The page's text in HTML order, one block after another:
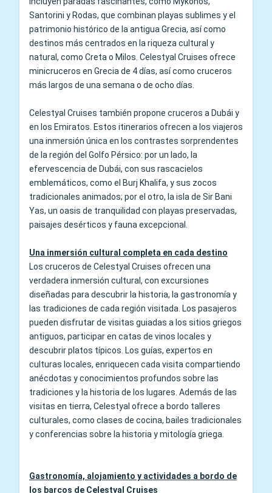
Santorini y Rodas, que combinan playas sublimes y el
patrimonio histórico de la antigua Grecia, así como
destinos más centrados en la riqueza cultural y
natural, como Creta o Milos. Celestyal Cruises ofrece
minicruceros en Grecia de 4 días, así como cruceros
más largos de una semana o de ocho días.
Celestyal Cruises también propone cruceros a Dubái y
en los Emiratos. Estos itinerarios ofrecen a los viajeros
una inmersión única en los contrastes sorprendentes
de la región del Golfo Pérsico: por un lado, la
efervescencia de Dubái, con sus rascacielos
emblemáticos, como el Burj Khalifa, y sus zocos
tradicionales animados; por el otro, la isla de Sir Bani
Yas, un oasis de tranquilidad con playas preservadas,
paisajes desérticos y fauna excepcional.
Una inmersión cultural completa en cada destino
Los cruceros de Celestyal Cruises ofrecen una
verdadera inmersión cultural, con excursiones
diseñadas para descubrir la historia, la gastronomía y
las tradiciones de cada región visitada. Los pasajeros
pueden disfrutar de visitas guiadas a los sitios griegos
antiguos, participar en catas de vinos locales y
descubrir platos típicos. Los guías, expertos en
culturas locales, enriquecen cada visita compartiendo
anécdotas y conocimientos profundos sobre las
tradiciones y la historia de los lugares. Además de las
visitas en tierra, Celestyal ofrece a bordo talleres
culturales, como clases de cocina, bailes tradicionales
y conferencias sobre la historia y mitología griega.
Gastronomía, alojamiento y actividades a bordo de
los barcos de Celestyal Cruises